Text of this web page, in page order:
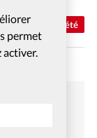
permet
Société